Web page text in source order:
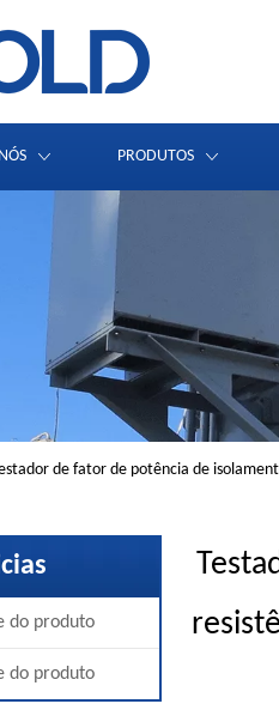
PRODUTOS
de fator de potência de
do produto
do produto